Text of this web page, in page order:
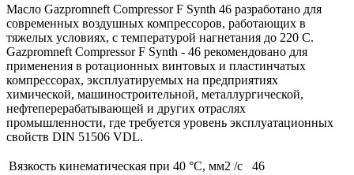
Масло Gazpromneft Compressor F Synth 46 разработано для
современных воздушных компрессоров, работающих в
тяжелых условиях, с температурой нагнетания до 220 С.
Gazpromneft Compressor F Synth - 46 рекомендовано для
применения в ротационных винтовых и пластинчатых
компрессорах, эксплуатируемых на предприятиях
химической, машиностроительной, металлургической,
нефтеперерабатывающей и других отраслях
промышленности, где требуется уровень эксплуатационных
свойств DIN 51506 VDL.
Вязкость кинематическая при 40 °С, мм2 /с
46